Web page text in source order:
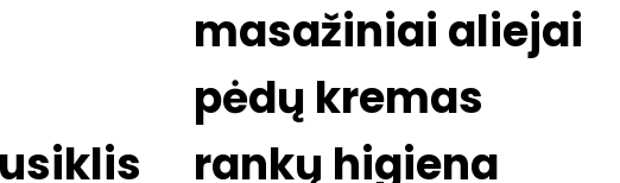
masažiniai aliejai
pėdų kremas
rankų higiena